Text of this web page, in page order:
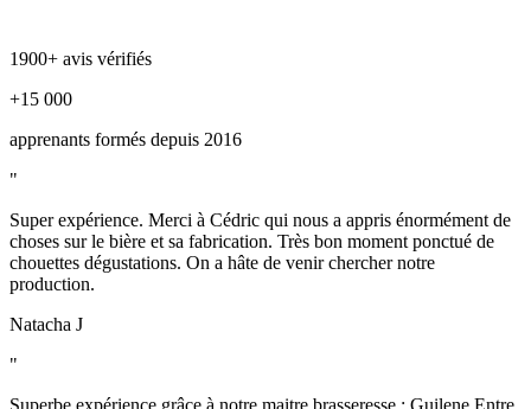
1900+ avis vérifiés
+15 000
apprenants formés depuis 2016
"
Super expérience. Merci à Cédric qui nous a appris énormément de
choses sur le bière et sa fabrication. Très bon moment ponctué de
chouettes dégustations. On a hâte de venir chercher notre
production.
Natacha J
"
Superbe expérience grâce à notre maitre brasseresse : Guilene Entre